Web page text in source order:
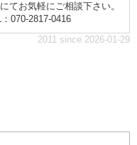
てお気軽にご相談下さい。
070-2817-0416
2011 since 2026-01-29